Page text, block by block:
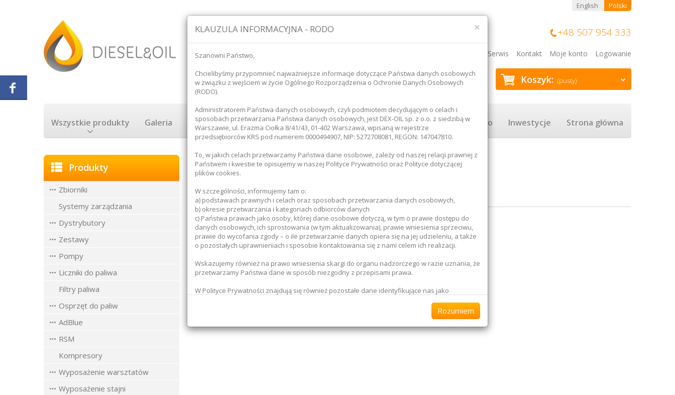
+48 507 954 333
Serwis Kontakt Moje konto Logowanie
Koszyk: (pusty)
Wszystkie produkty Galeria Rozliczanie paliwa Magazynowanie paliwa Transport paliw Rolnictwo Inwestycje Strona główna
English Polski
Produkty
Zbiorniki
Systemy zarządzania
Dystrybutory
Zestawy
Pompy
Liczniki do paliwa
Filtry paliwa
Osprzęt do paliw
AdBlue
RSM
Kompresory
Wyposażenie warsztatów
Wyposażenie stajni
Strona główna Nasze sklepy
NASZE SKLEPY
×
KLAUZULA INFORMACYJNA - RODO
Szanowni Państwo,
Chcielibyśmy przypomnieć najważniejsze informacje dotyczące Państwa danych osobowych
w związku z wejściem w życie Ogólnego Rozporządzenia o Ochronie Danych Osobowych
(RODO).
Administratorem Państwa danych osobowych, czyli podmiotem decydującym o celach i
sposobach przetwarzania Państwa danych osobowych, jest DEX-OIL sp. z o.o. z siedzibą w
Warszawie, ul. Erazma Ciołka 8/41/43, 01-402 Warszawa, wpisaną w rejestrze
przedsiębiorców KRS pod numerem 0000494907, NIP: 5272708081, REGON: 147047810.
To, w jakich celach przetwarzamy Państwa dane osobowe, zależy od naszej relacji prawnej z
Państwem i kwestie te opisujemy w naszej Polityce Prywatności oraz Polityce dotyczącej
plików cookies.
W szczególności, informujemy tam o:
a) podstawach prawnych i celach oraz sposobach przetwarzania danych osobowych,
b) okresie przetwarzania i kategoriach odbiorców danych
c) Państwa prawach jako osoby, której dane osobowe dotyczą, w tym o prawie dostępu do
danych osobowych, ich sprostowania (w tym aktualizowania), prawie wniesienia sprzeciwu,
prawie do wycofania zgody – o ile przetwarzanie danych opiera się na jej udzieleniu, a także
o pozostałych uprawnieniach i sposobie kontaktowania się z nami celem ich realizacji.
Wskazujemy również na prawo wniesienia skargi do organu nadzorczego w razie uznania, że
przetwarzamy Państwa dane w sposób niezgodny z przepisami prawa.
W Polityce Prywatności znajdują się również pozostałe dane identyfikujące nas jako
jakichkolwiek próśb lub pytań dotyczących Państwa danych osobowych, jesteśmy dostępni
_______________________
Rozumiem